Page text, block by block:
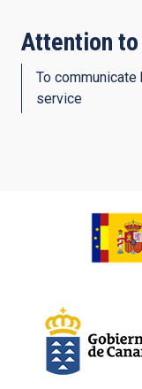
Attention
To
service